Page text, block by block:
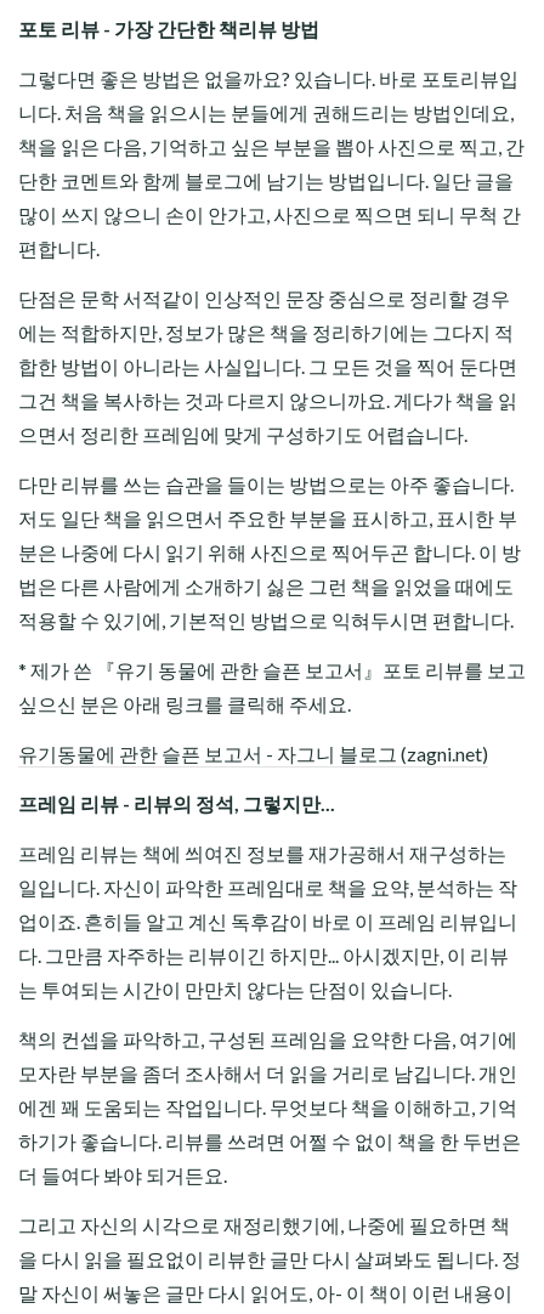
포토 리뷰 - 가장 간단한 책리뷰 방법
그렇다면 좋은 방법은 없을까요? 있습니다. 바로 포토리뷰입
니다. 처음 책을 읽으시는 분들에게 권해드리는 방법인데요,
책을 읽은 다음, 기억하고 싶은 부분을 뽑아 사진으로 찍고, 간
단한 코멘트와 함께 블로그에 남기는 방법입니다. 일단 글을
많이 쓰지 않으니 손이 안가고, 사진으로 찍으면 되니 무척 간
편합니다.
단점은 문학 서적같이 인상적인 문장 중심으로 정리할 경우
에는 적합하지만, 정보가 많은 책을 정리하기에는 그다지 적
합한 방법이 아니라는 사실입니다. 그 모든 것을 찍어 둔다면
그건 책을 복사하는 것과 다르지 않으니까요. 게다가 책을 읽
으면서 정리한 프레임에 맞게 구성하기도 어렵습니다.
다만 리뷰를 쓰는 습관을 들이는 방법으로는 아주 좋습니다.
저도 일단 책을 읽으면서 주요한 부분을 표시하고, 표시한 부
분은 나중에 다시 읽기 위해 사진으로 찍어두곤 합니다. 이 방
법은 다른 사람에게 소개하기 싫은 그런 책을 읽었을 때에도
적용할 수 있기에, 기본적인 방법으로 익혀두시면 편합니다.
* 제가 쓴 『유기 동물에 관한 슬픈 보고서』포토 리뷰를 보고
싶으신 분은 아래 링크를 클릭해 주세요.
유기동물에 관한 슬픈 보고서 - 자그니 블로그 (zagni.net)
프레임 리뷰 - 리뷰의 정석, 그렇지만...
프레임 리뷰는 책에 씌여진 정보를 재가공해서 재구성하는
일입니다. 자신이 파악한 프레임대로 책을 요약, 분석하는 작
업이죠. 흔히들 알고 계신 독후감이 바로 이 프레임 리뷰입니
다. 그만큼 자주하는 리뷰이긴 하지만... 아시겠지만, 이 리뷰
는 투여되는 시간이 만만치 않다는 단점이 있습니다.
책의 컨셉을 파악하고, 구성된 프레임을 요약한 다음, 여기에
모자란 부분을 좀더 조사해서 더 읽을 거리로 남깁니다. 개인
에겐 꽤 도움되는 작업입니다. 무엇보다 책을 이해하고, 기억
하기가 좋습니다. 리뷰를 쓰려면 어쩔 수 없이 책을 한 두번은
더 들여다 봐야 되거든요.
그리고 자신의 시각으로 재정리했기에, 나중에 필요하면 책
을 다시 읽을 필요없이 리뷰한 글만 다시 살펴봐도 됩니다. 정
말 자신이 써놓은 글만 다시 읽어도, 아- 이 책이 이런 내용이